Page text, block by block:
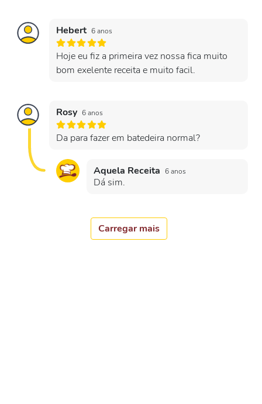
Hebert 6 anos
Hoje eu fiz a primeira vez nossa fica muito
bom exelente receita e muito facil.
Rosy 6 anos
Da para fazer em batedeira normal?
Aquela Receita 6 anos
Dá sim.
Carregar mais